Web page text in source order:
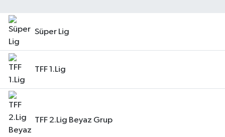
Süper Lig
TFF 1.Lig
TFF 2.Lig Beyaz Grup